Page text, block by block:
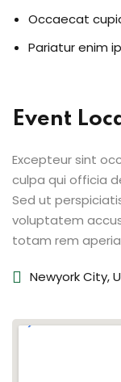
Occaecat
Pariatur enim
Event
Excepteur sint
culpa qui officia
Sed ut
voluptatem
totam rem
Newyork City,